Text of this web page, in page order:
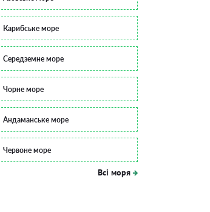
Карибське море
Середземне море
Чорне море
Андаманське море
Червоне море
Всі моря